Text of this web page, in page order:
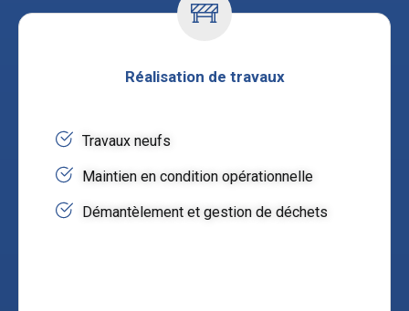
Réalisation de travaux
Travaux neufs
Maintien en condition opérationnelle
Démantèlement et gestion de déchets